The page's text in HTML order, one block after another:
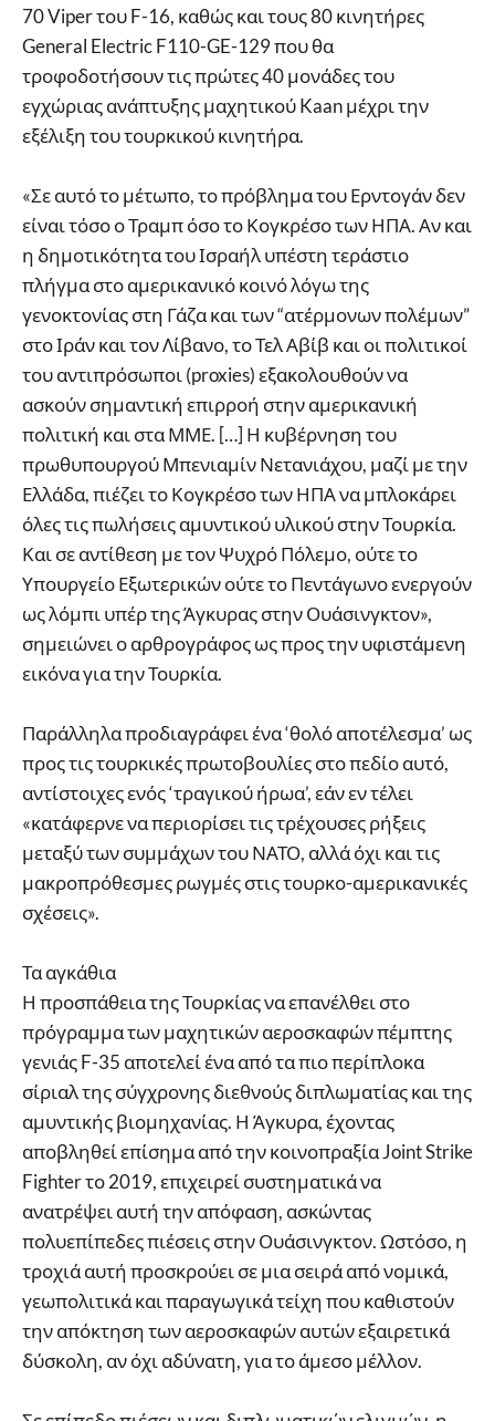
70 Viper του F-16, καθώς και τους 80 κινητήρες
General Electric F110-GE-129 που θα
τροφοδοτήσουν τις πρώτες 40 μονάδες του
εγχώριας ανάπτυξης μαχητικού Kaan μέχρι την
εξέλιξη του τουρκικού κινητήρα.
«Σε αυτό το μέτωπο, το πρόβλημα του Ερντογάν δεν
είναι τόσο ο Τραμπ όσο το Κογκρέσο των ΗΠΑ. Αν και
η δημοτικότητα του Ισραήλ υπέστη τεράστιο
πλήγμα στο αμερικανικό κοινό λόγω της
γενοκτονίας στη Γάζα και των “ατέρμονων πολέμων”
στο Ιράν και τον Λίβανο, το Τελ Αβίβ και οι πολιτικοί
του αντιπρόσωποι (proxies) εξακολουθούν να
ασκούν σημαντική επιρροή στην αμερικανική
πολιτική και στα ΜΜΕ. […] Η κυβέρνηση του
πρωθυπουργού Μπενιαμίν Νετανιάχου, μαζί με την
Ελλάδα, πιέζει το Κογκρέσο των ΗΠΑ να μπλοκάρει
όλες τις πωλήσεις αμυντικού υλικού στην Τουρκία.
Και σε αντίθεση με τον Ψυχρό Πόλεμο, ούτε το
Υπουργείο Εξωτερικών ούτε το Πεντάγωνο ενεργούν
ως λόμπι υπέρ της Άγκυρας στην Ουάσινγκτον»,
σημειώνει ο αρθρογράφος ως προς την υφιστάμενη
εικόνα για την Τουρκία.
Παράλληλα προδιαγράφει ένα ‘θολό αποτέλεσμα’ ως
προς τις τουρκικές πρωτοβουλίες στο πεδίο αυτό,
αντίστοιχες ενός ‘τραγικού ήρωα’, εάν εν τέλει
«κατάφερνε να περιορίσει τις τρέχουσες ρήξεις
μεταξύ των συμμάχων του ΝΑΤΟ, αλλά όχι και τις
μακροπρόθεσμες ρωγμές στις τουρκο-αμερικανικές
σχέσεις».
Τα αγκάθια
Η προσπάθεια της Τουρκίας να επανέλθει στο
πρόγραμμα των μαχητικών αεροσκαφών πέμπτης
γενιάς F-35 αποτελεί ένα από τα πιο περίπλοκα
σίριαλ της σύγχρονης διεθνούς διπλωματίας και της
αμυντικής βιομηχανίας. Η Άγκυρα, έχοντας
αποβληθεί επίσημα από την κοινοπραξία Joint Strike
Fighter το 2019, επιχειρεί συστηματικά να
ανατρέψει αυτή την απόφαση, ασκώντας
πολυεπίπεδες πιέσεις στην Ουάσινγκτον. Ωστόσο, η
τροχιά αυτή προσκρούει σε μια σειρά από νομικά,
γεωπολιτικά και παραγωγικά τείχη που καθιστούν
την απόκτηση των αεροσκαφών αυτών εξαιρετικά
δύσκολη, αν όχι αδύνατη, για το άμεσο μέλλον.